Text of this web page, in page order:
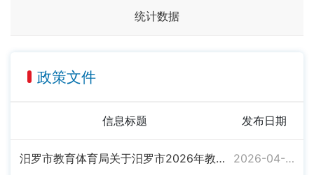
统计数据
政策文件
信息标题 发布日期
汨罗市教育体育局关于汨罗市2026年教师资格认定的公告 2026-04-09